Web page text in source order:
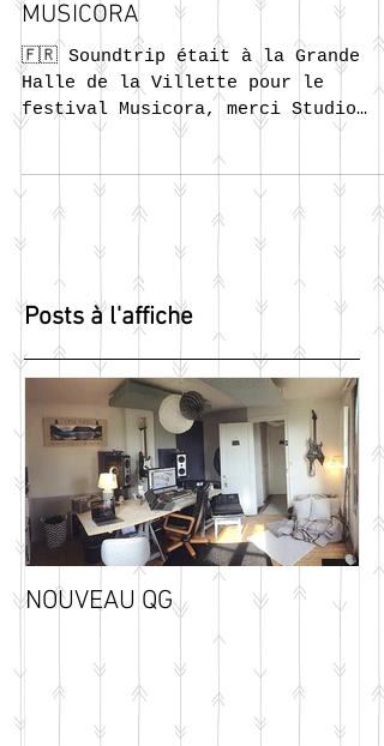
Posts à l'affiche
2 mai 2017
MUSICORA
🇫🇷 Soundtrip était à la Grande
festival Musicora, merci Studio
Sextan pour la confiance 🇬🇧
Soundtrip was...
NOUVEAU QG